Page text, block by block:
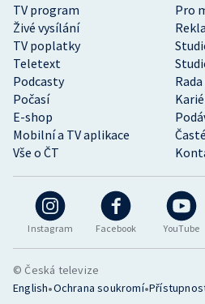
Instagram Facebook YouTube
TV program
Pro
Živé vysílání
TV poplatky
Teletext
Podcasty
Rada
Počasí
E-shop
Mobilní a TV aplikace
Vše o ČT
© Česká televize
English•Ochrana soukromí•